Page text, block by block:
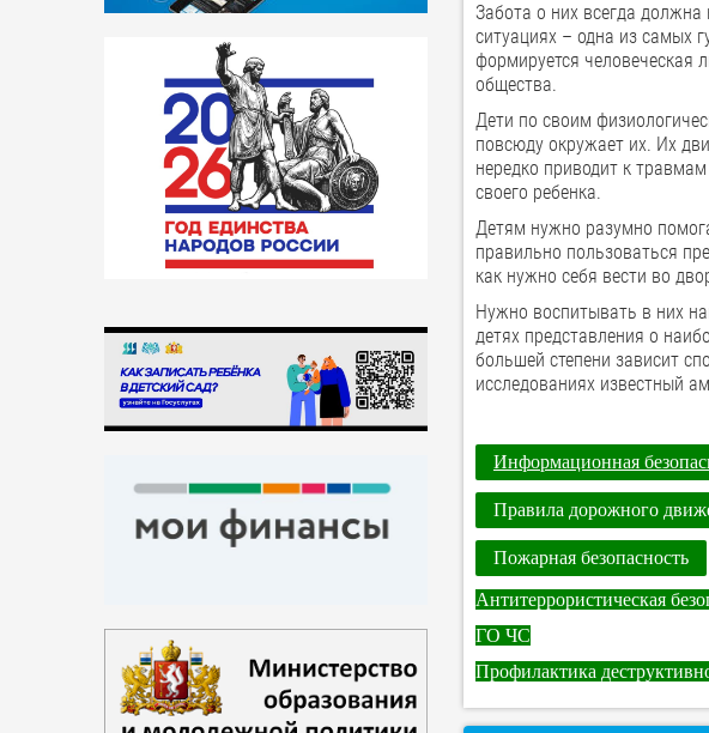
Забота о них всегда
ситуациях – одна из самых
формируется человеческая
общества.
Дети по своим
повсюду окружает их. Их
нередко приводит к
своего ребенка.
Детям нужно разумно
правильно пользоваться
как нужно себя вести во
Нужно воспитывать в них
детях представления о
большей степени зависит
исследованиях известный
Информационная
Правила дорожного
Пожарная безопасность
Антитеррористическая
ГО ЧС
Профилактика